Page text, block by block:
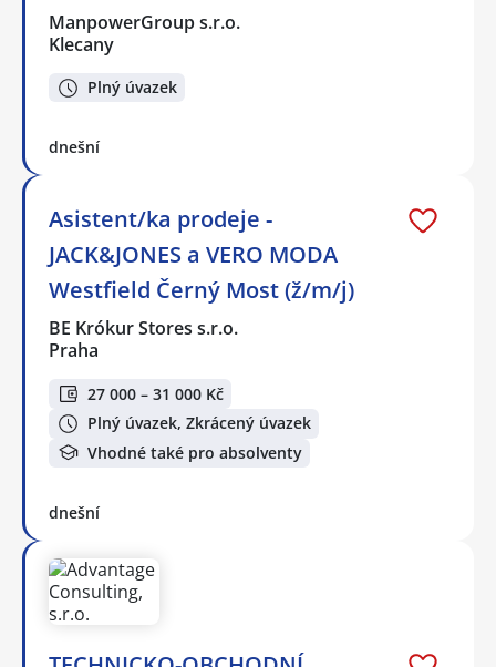
ManpowerGroup s.r.o.
Klecany
Plný úvazek
dnešní
Asistent/ka prodeje -
JACK&JONES a VERO MODA
Westfield Černý Most (ž/m/j)
BE Krókur Stores s.r.o.
Praha
27 000 – 31 000 Kč
Plný úvazek, Zkrácený úvazek
Vhodné také pro absolventy
dnešní